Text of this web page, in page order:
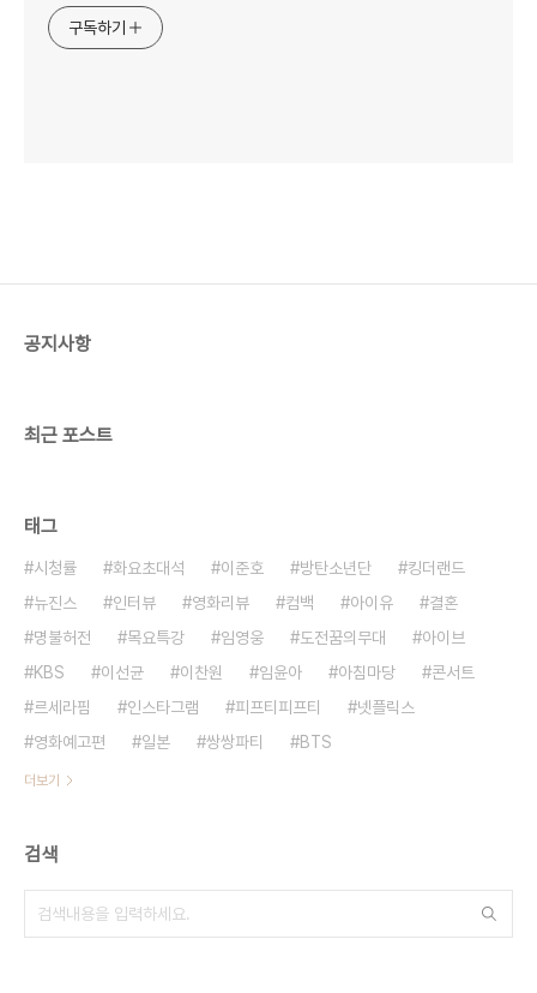
구독하기
공지사항
최근 포스트
태그
시청률 화요초대석 이준호 방탄소년단
킹더랜드
뉴진스
인터뷰 영화리뷰 컴백 아이유
결혼
명불허전
목요특강 임영웅 도전꿈의무대
아이브
KBS
이선균 이찬원 임윤아 아침마당
콘서트
르세라핌
인스타그램 피프티피프티
넷플릭스
영화예고편
일본 쌍쌍파티 BTS
더보기
검색